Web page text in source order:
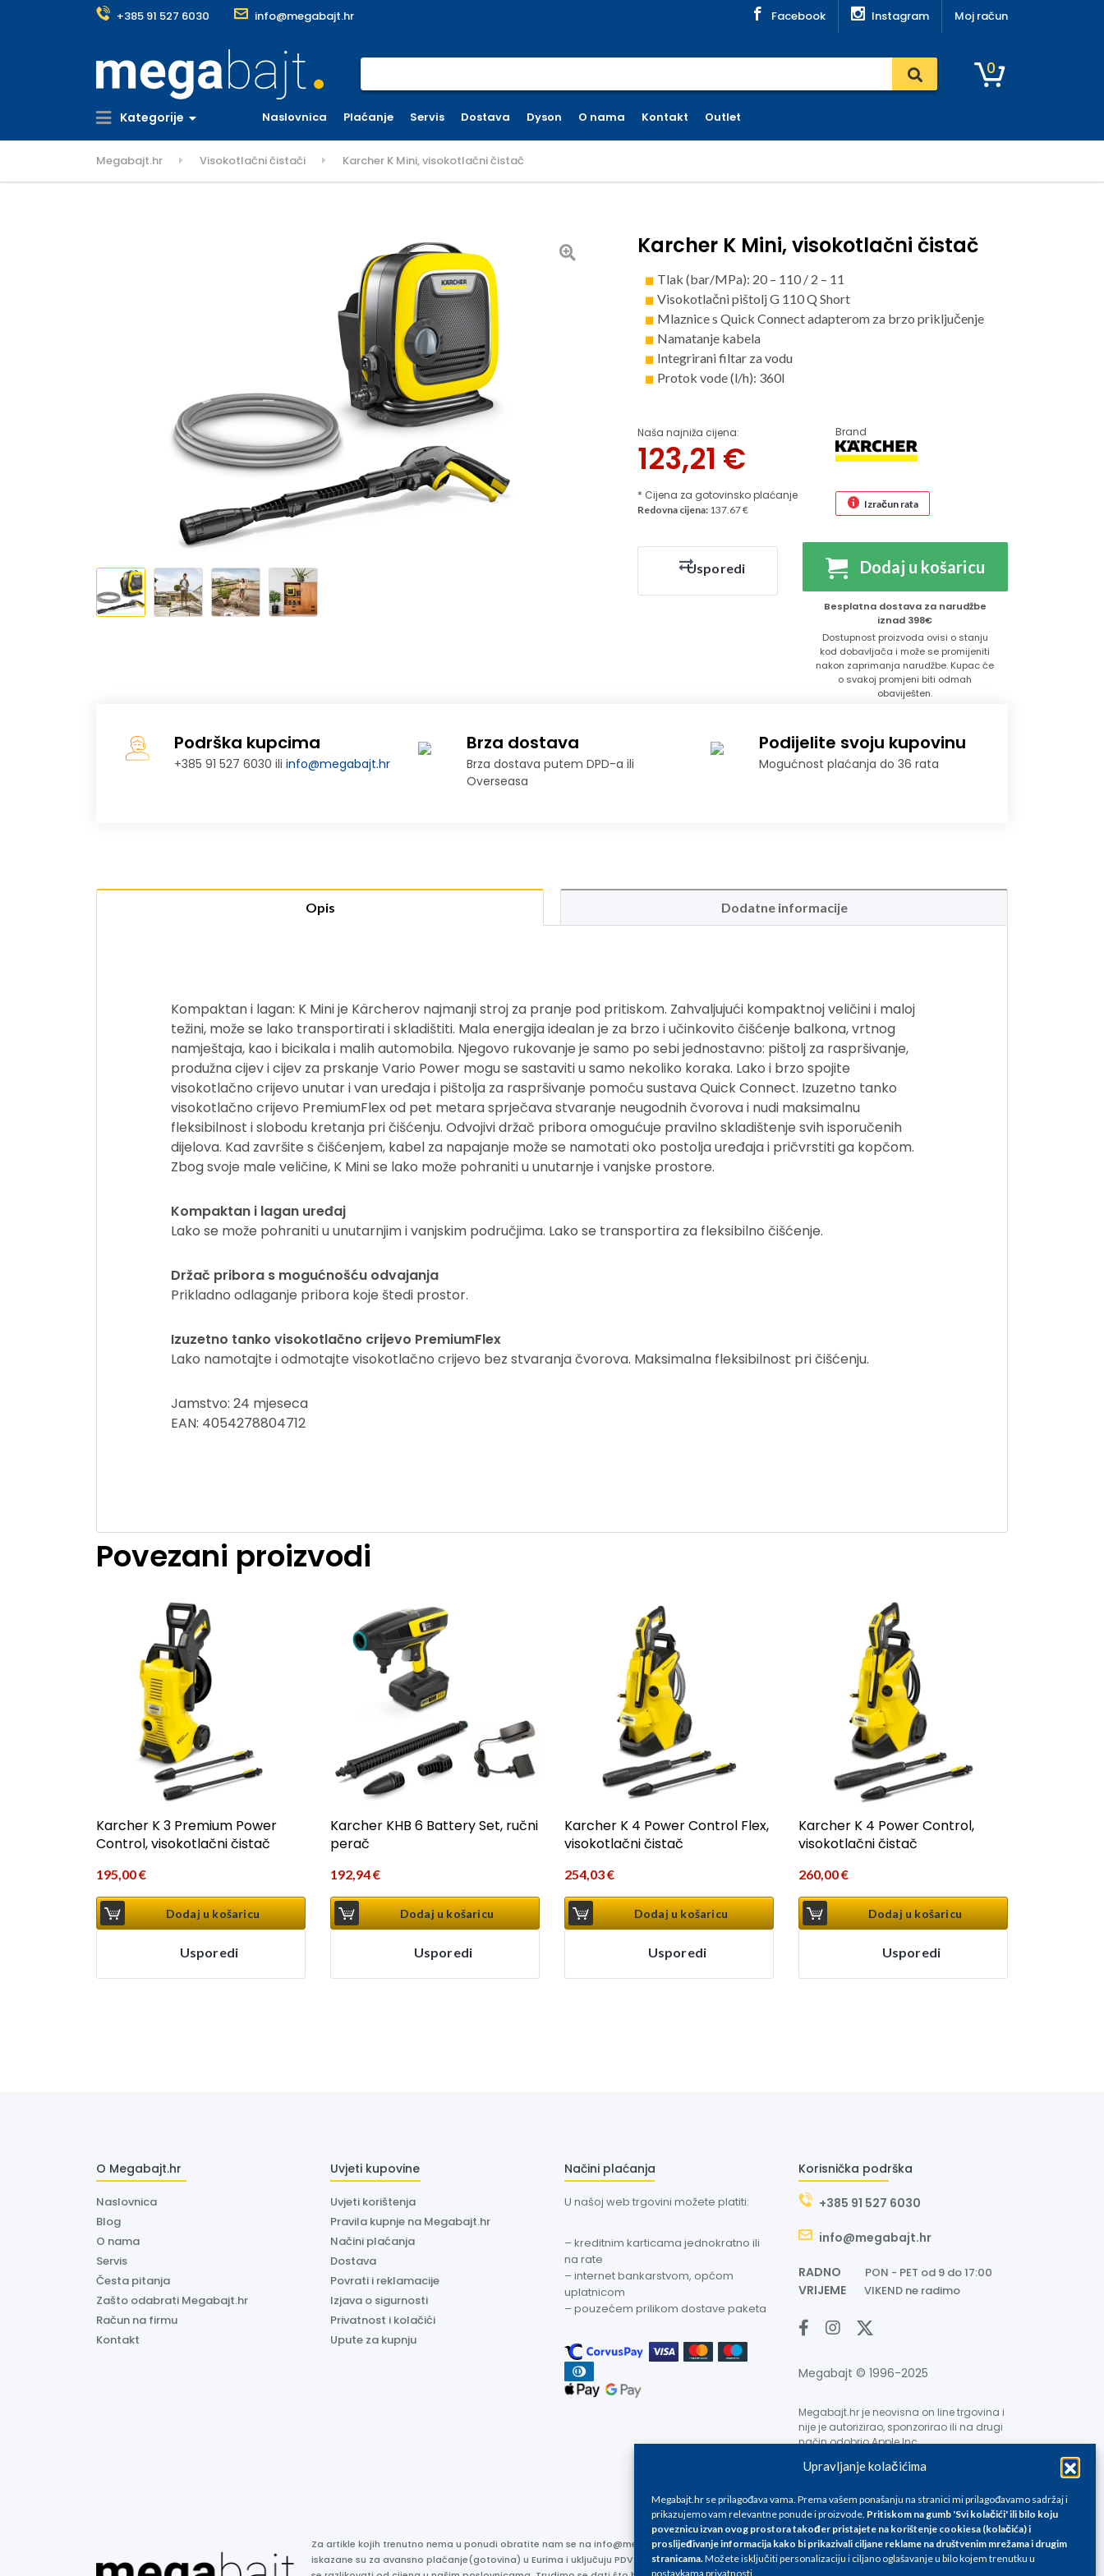
Upravljanje kolačićima
Megabajt.hr se prilagođava vama. Prema vašem ponašanju na stranici mi prilagođavamo sadržaj i
prikazujemo vam relevantne ponude i proizvode. Pritiskom na gumb 'Svi kolačići' ili bilo koju
poveznicu izvan ovog prostora također pristajete na korištenje cookiesa (kolačića) i
proslijeđivanje informacija kako bi prikazivali ciljane reklame na društvenim mrežama i drugim
stranicama.Možete isključiti personalizaciju i ciljano oglašavanje u bilo kojem trenutku u
postavkama privatnosti.
+385 91 527 6030 info@megabajt.hr Facebook Instagram Moj račun
0
Kategorije Naslovnica Plaćanje Servis Dostava Dyson O nama Kontakt Outlet
Megabajt.hr Visokotlačni čistači Karcher K Mini, visokotlačni čistač
Karcher K Mini, visokotlačni čistač
Tlak (bar/MPa): 20 – 110 / 2 – 11
Visokotlačni pištolj G 110 Q Short
Mlaznice s Quick Connect adapterom za brzo priključenje
Namatanje kabela
Integrirani filtar za vodu
Protok vode (l/h): 360l
Naša najniža cijena:
123,21 €
* Cijena za gotovinsko plaćanje
Brand
Redovna cijena: 137.67 € Izračun rata
Usporedi Dodaj u košaricu
Besplatna dostava za narudžbe
iznad 398€
Dostupnost proizvoda ovisi o stanju
kod dobavljača i može se promijeniti
nakon zaprimanja narudžbe. Kupac će
o svakoj promjeni biti odmah
obaviješten.
Podrška kupcima
+385 91 527 6030 iliinfo@megabajt.hr
Brza dostava
Brza dostava putem DPD-a ili
Overseasa
Podijelite svoju kupovinu
Mogućnost plaćanja do 36 rata
Opis Dodatne informacije
Kompaktan i lagan: K Mini je Kärcherov najmanji stroj za pranje pod pritiskom. Zahvaljujući kompaktnoj veličini i maloj
težini, može se lako transportirati i skladištiti. Mala energija idealan je za brzo i učinkovito čišćenje balkona, vrtnog
namještaja, kao i bicikala i malih automobila. Njegovo rukovanje je samo po sebi jednostavno: pištolj za raspršivanje,
produžna cijev i cijev za prskanje Vario Power mogu se sastaviti u samo nekoliko koraka. Lako i brzo spojite
visokotlačno crijevo unutar i van uređaja i pištolja za raspršivanje pomoću sustavaQuick Connect. Izuzetno tanko
visokotlačno crijevo PremiumFlexod pet metara sprječava stvaranje neugodnih čvorova i nudi maksimalnu
fleksibilnost i slobodu kretanja pri čišćenju. Odvojivi držač pribora omogućuje pravilno skladištenje svih isporučenih
dijelova. Kad završite s čišćenjem, kabel za napajanje može se namotati oko postolja uređaja i pričvrstiti ga kopčom.
Zbog svoje male veličine, K Mini se lako može pohraniti u unutarnje i vanjske prostore.
Kompaktan i lagan uređaj
Lako se može pohraniti u unutarnjim i vanjskim područjima. Lako se transportira za fleksibilno čišćenje.
Držač pribora s mogućnošću odvajanja
Prikladno odlaganje pribora koje štedi prostor.
Izuzetno tanko visokotlačno crijevo PremiumFlex
Lako namotajte i odmotajte visokotlačno crijevo bez stvaranja čvorova. Maksimalna fleksibilnost pri čišćenju.
Jamstvo: 24 mjeseca
EAN: 4054278804712
Povezani proizvodi
Karcher K 3 Premium Power
Control, visokotlačni čistač
195,00€
Dodaj u košaricu
Usporedi
Karcher KHB 6 Battery Set, ručni
perač
192,94€
Dodaj u košaricu
Usporedi
Karcher K 4 Power Control Flex,
visokotlačni čistač
254,03€
Dodaj u košaricu
Usporedi
Karcher K 4 Power Control,
visokotlačni čistač
260,00€
Dodaj u košaricu
Usporedi
O Megabajt.hr
Naslovnica
Blog
O nama
Servis
Česta pitanja
Zašto odabrati Megabajt.hr
Račun na firmu
Kontakt
Uvjeti kupovine
Uvjeti korištenja
Pravila kupnje na Megabajt.hr
Načini plaćanja
Dostava
Povrati i reklamacije
Izjava o sigurnosti
Privatnost i kolačići
Upute za kupnju
Načini plaćanja
U našoj web trgovini možete platiti:
– kreditnim karticama jednokratno ili
na rate
– internet bankarstvom, općom
uplatnicom
– pouzećem prilikom dostave paketa
Korisnička podrška
+385 91 527 6030
info@megabajt.hr
RADNO PON - PET od 9 do 17:00
VRIJEME VIKEND ne radimo
Megabajt © 1996-2025
Megabajt.hr je neovisna on line trgovina i
nije je autorizirao, sponzorirao ili na drugi
način odobrio Apple Inc.
Za artikle kojih trenutno nema u ponudi obratite nam se na info@megabajt.hr. Sve cijene su informativnog karaktera i podložne su promjenama, a
iskazane su za avansno plaćanje(gotovina) u Eurima i uključuju PDV. Sve cijene su iskazane isključivo za kupovinu putem webshop-a i mogu